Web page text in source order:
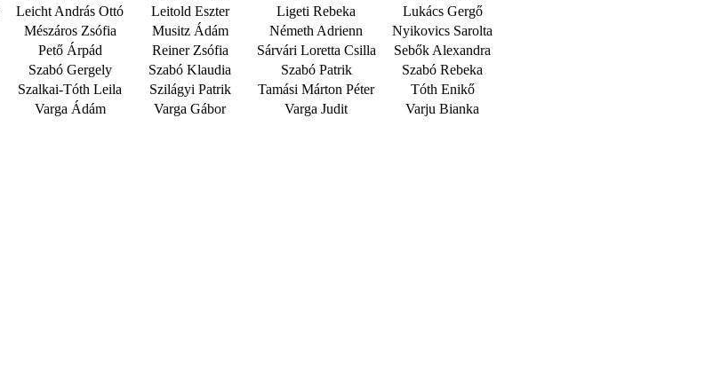
Leicht András Ottó Leitold Eszter Ligeti Rebeka
Lukács Gergő
Mészáros Zsófia Musitz Ádám Németh Adrienn
Nyikovics Sarolta
Pető Árpád Reiner Zsófia Sárvári Loretta Csilla
Sebők Alexandra
Szabó Gergely Szabó Klaudia Szabó Patrik
Szabó Rebeka
Szalkai-Tóth Leila Szilágyi Patrik Tamási Márton Péter
Tóth Enikő
Varga Ádám Varga Gábor Varga Judit
Varju Bianka